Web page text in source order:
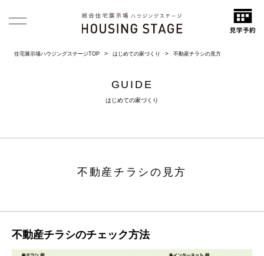
住宅展示場ハウジングステージTOP はじめての家づくり 不動産チラシの見方
GUIDE
はじめての家づくり
不動産チラシの見方
不動産チラシのチェック方法